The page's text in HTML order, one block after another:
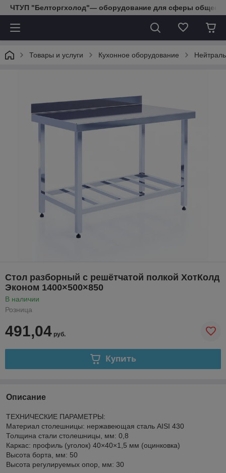
ЧТУП "Белторгхолод"— оборудование для сферы
Товары и услуги Кухонное оборудование
Стол разборный с решётчатой полкой ХотКолд
Эконом 1400×500×850
В наличии
Розница
491,04 руб.
Купить
Описание
ТЕХНИЧЕСКИЕ ПАРАМЕТРЫ:
Материал столешницы: нержавеющая cталь AISI 430
Толщина стали столешницы, мм: 0,8
Каркас: профиль (уголок) 40×40×1,5 мм (оцинковка)
Высота борта, мм: 50
Высота регулируемых опор, мм: 30